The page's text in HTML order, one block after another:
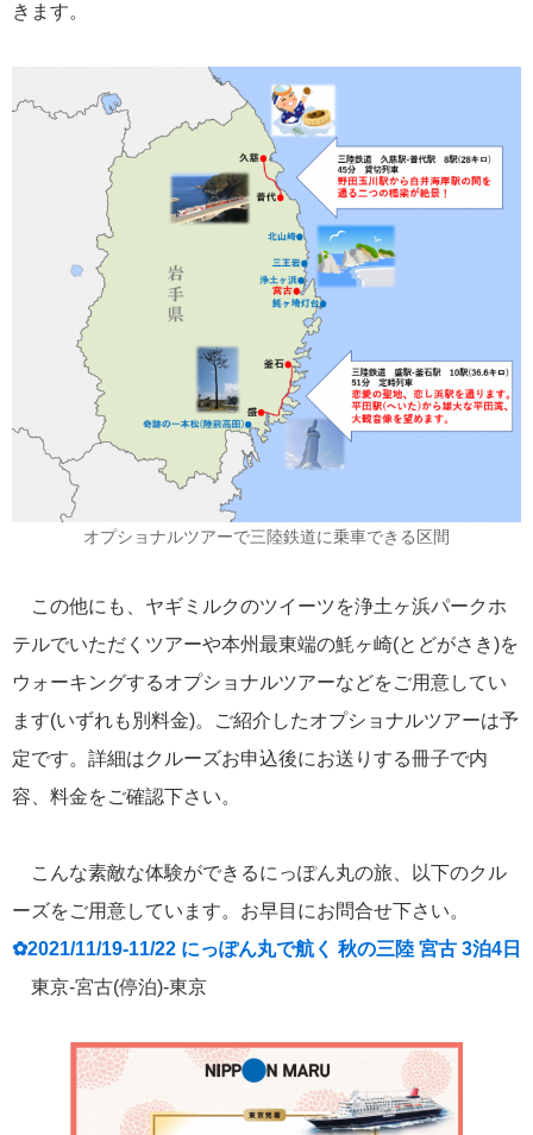
きます。
オプショナルツアーで三陸鉄道に乗車できる区間
この他にも、ヤギミルクのツイーツを浄土ヶ浜パークホ
テルでいただくツアーや本州最東端の魹ヶ崎(とどがさき)を
ウォーキングするオプショナルツアーなどをご用意してい
ます(いずれも別料金)。ご紹介したオプショナルツアーは予
定です。詳細はクルーズお申込後にお送りする冊子で内
容、料金をご確認下さい。
こんな素敵な体験ができるにっぽん丸の旅、以下のクル
ーズをご用意しています。お早目にお問合せ下さい。
✿2021/11/19-11/22 にっぽん丸で航く 秋の三陸 宮古 3泊4日
東京-宮古(停泊)-東京
郵船トラベル シンガポール
Facebook
Twitter
Instagram
メールマガジン
にっぽん丸 ぱしふぃっく びいなす
飛鳥Ⅱ 世界一周クルーズ 2021年
クイーン・エリザベス
2018年世界一周クルーズ
世界一周 ぱしふぃっく 横浜発着 びいな
マジェスティック・プリンセス 大さん橋 ねずみ君 クリスタルクル
アジアグランドクルーズ 小笠原 耳より ＃飛鳥Ⅱ ぱしふぃっくびいなす
瀬戸内海
MITSUI OCEAN CRUISES ダイヤモンド・プリンセス